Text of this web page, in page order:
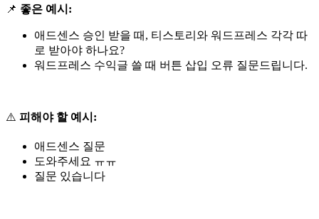
📌 좋은 예시:
애드센스 승인 받을 때, 티스토리와 워드프레스 각각 따
로 받아야 하나요?
워드프레스 수익글 쓸 때 버튼 삽입 오류 질문드립니다.
⚠️ 피해야 할 예시:
애드센스 질문
도와주세요 ㅠㅠ
질문 있습니다